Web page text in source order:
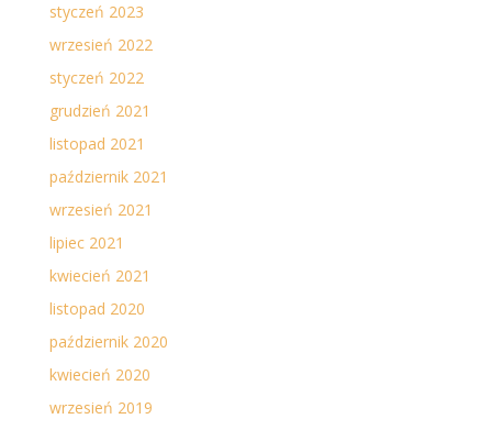
styczeń 2023
wrzesień 2022
styczeń 2022
grudzień 2021
listopad 2021
październik 2021
wrzesień 2021
lipiec 2021
kwiecień 2021
listopad 2020
październik 2020
kwiecień 2020
wrzesień 2019